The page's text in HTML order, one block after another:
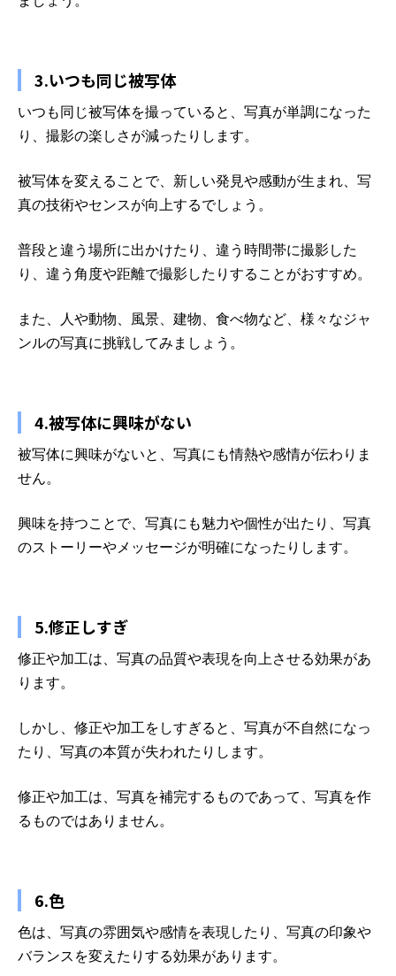
3.いつも同じ被写体
いつも同じ被写体を撮っていると、写真が単調になった
り、撮影の楽しさが減ったりします。
被写体を変えることで、新しい発見や感動が生まれ、写
真の技術やセンスが向上するでしょう。
普段と違う場所に出かけたり、違う時間帯に撮影した
り、違う角度や距離で撮影したりすることがおすすめ。
また、人や動物、風景、建物、食べ物など、様々なジャ
ンルの写真に挑戦してみましょう。
4.被写体に興味がない
被写体に興味がないと、写真にも情熱や感情が伝わりま
せん。
興味を持つことで、写真にも魅力や個性が出たり、写真
のストーリーやメッセージが明確になったりします。
5.修正しすぎ
修正や加工は、写真の品質や表現を向上させる効果があ
ります。
しかし、修正や加工をしすぎると、写真が不自然になっ
たり、写真の本質が失われたりします。
修正や加工は、写真を補完するものであって、写真を作
るものではありません。
6.色
色は、写真の雰囲気や感情を表現したり、写真の印象や
バランスを変えたりする効果があります。